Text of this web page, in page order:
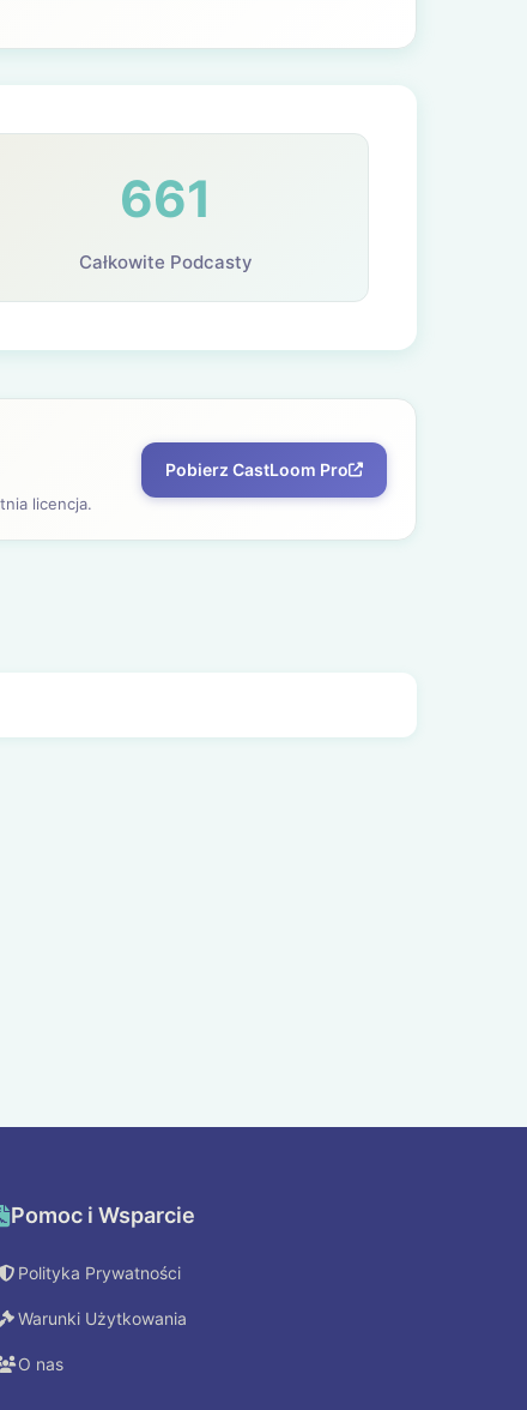
661
Całkowite Podcasty
licencja.
Pobierz CastLoom Pro
Pomoc i Wsparcie
Polityka Prywatności
Warunki Użytkowania
O nas